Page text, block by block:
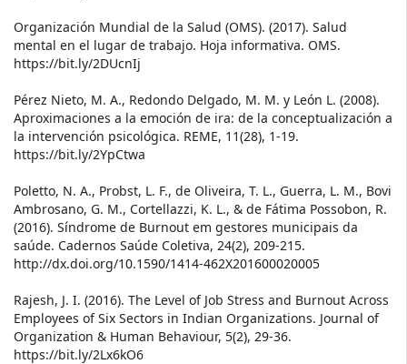
Organización Mundial de la Salud (OMS). (2017). Salud
mental en el lugar de trabajo. Hoja informativa. OMS.
https://bit.ly/2DUcnIj
Pérez Nieto, M. A., Redondo Delgado, M. M. y León L. (2008).
Aproximaciones a la emoción de ira: de la conceptualización a
la intervención psicológica. REME, 11(28), 1-19.
https://bit.ly/2YpCtwa
Poletto, N. A., Probst, L. F., de Oliveira, T. L., Guerra, L. M., Bovi
Ambrosano, G. M., Cortellazzi, K. L., & de Fátima Possobon, R.
(2016). Síndrome de Burnout em gestores municipais da
saúde. Cadernos Saúde Coletiva, 24(2), 209-215.
http://dx.doi.org/10.1590/1414-462X201600020005
Rajesh, J. I. (2016). The Level of Job Stress and Burnout Across
Employees of Six Sectors in Indian Organizations. Journal of
Organization & Human Behaviour, 5(2), 29-36.
https://bit.ly/2Lx6kO6